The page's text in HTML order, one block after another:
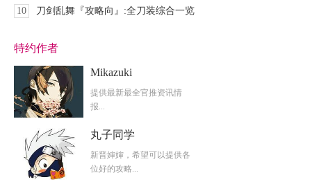
10
刀剑乱舞『攻略向』:全刀装综合一览
特约作者
Mikazuki
提供最新最全官推资讯情
报...
丸子同学
新晋婶婶，希望可以提供各
位好的攻略...